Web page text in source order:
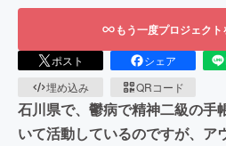
もう一度プロジェク
ポスト シェア
埋め込み
QRコード
石川県で、鬱病で精神二級の手
いて活動しているのですが、ア